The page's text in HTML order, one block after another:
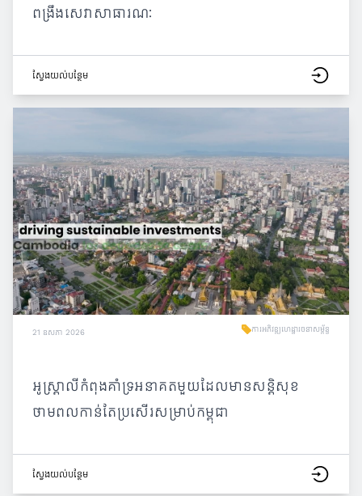
ពង្រឹងសេវាសាធារណៈ
ស្វែង​យល់​បន្ថែម
21 ឧសភា 2026 ការអភិវឌ្ឍហេដ្ឋារចនាសម្ព័ន្ធ
អូស្ត្រាលីកំពុងគាំទ្រអនាគតមួយដែលមានសន្តិសុខ
ថាមពលកាន់តែប្រសើរសម្រាប់កម្ពុជា
ស្វែង​យល់​បន្ថែម